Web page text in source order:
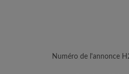
Numéro de l'annonce